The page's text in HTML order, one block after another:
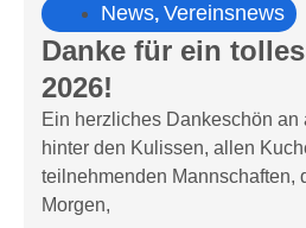
News, Vereinsnews
Danke für ein
2026!
Ein herzliches Dankeschön an
hinter den Kulissen, allen
teilnehmenden Mannschaften,
Morgen,